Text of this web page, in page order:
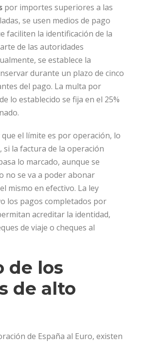
por importes superiores a las
se usen medios de pago
faciliten la identificación de la
de las autoridades
se establece la
durante un plazo de cinco
del pago. La multa por
lo establecido se fija en el 25%
el límite es por operación, lo
si la factura de la operación
lo marcado, aunque se
no se va a poder abonar
mismo en efectivo. La ley
los pagos completados por
acreditar la identidad,
de viaje o cheques al
de los
de alto
de España al Euro, existen